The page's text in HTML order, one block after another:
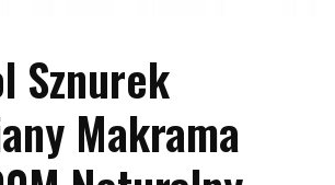
Sznurek
Makrama